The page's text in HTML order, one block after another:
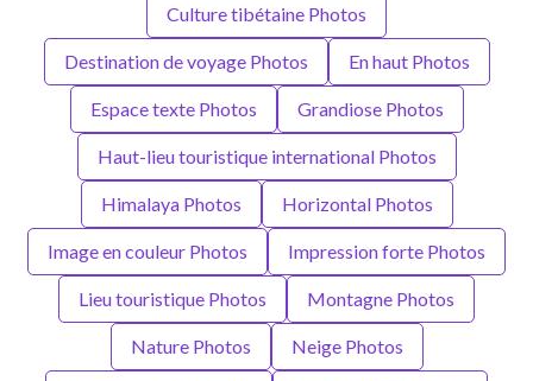
Culture tibétaine Photos
Destination de voyage Photos En haut Photos
Espace texte Photos Grandiose Photos
Haut-lieu touristique international Photos
Himalaya Photos Horizontal Photos
Image en couleur Photos Impression forte Photos
Lieu touristique Photos Montagne Photos
Nature Photos Neige Photos